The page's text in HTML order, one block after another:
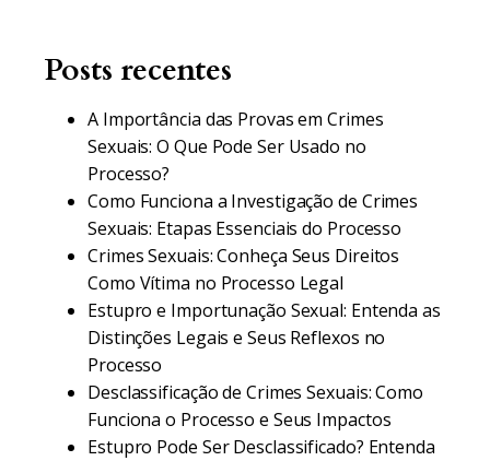
Posts recentes
A Importância das Provas em Crimes
Sexuais: O Que Pode Ser Usado no
Processo?
Como Funciona a Investigação de Crimes
Sexuais: Etapas Essenciais do Processo
Crimes Sexuais: Conheça Seus Direitos
Como Vítima no Processo Legal
Estupro e Importunação Sexual: Entenda as
Distinções Legais e Seus Reflexos no
Processo
Desclassificação de Crimes Sexuais: Como
Funciona o Processo e Seus Impactos
Estupro Pode Ser Desclassificado? Entenda